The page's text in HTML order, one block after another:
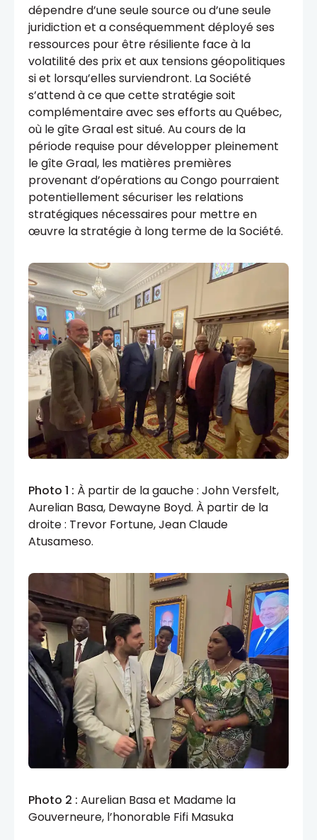
dépendre d’une seule source ou d’une seule
juridiction et a conséquemment déployé ses
ressources pour être résiliente face à la
volatilité des prix et aux tensions géopolitiques
si et lorsqu’elles surviendront. La Société
s’attend à ce que cette stratégie soit
complémentaire avec ses efforts au Québec,
où le gîte Graal est situé. Au cours de la
période requise pour développer pleinement
le gîte Graal, les matières premières
provenant d’opérations au Congo pourraient
potentiellement sécuriser les relations
stratégiques nécessaires pour mettre en
œuvre la stratégie à long terme de la Société.
Photo 1 : À partir de la gauche : John Versfelt,
Aurelian Basa, Dewayne Boyd. À partir de la
droite : Trevor Fortune, Jean Claude
Atusameso.
Photo 2 : Aurelian Basa et Madame la
Gouverneure, l’honorable Fifi Masuka